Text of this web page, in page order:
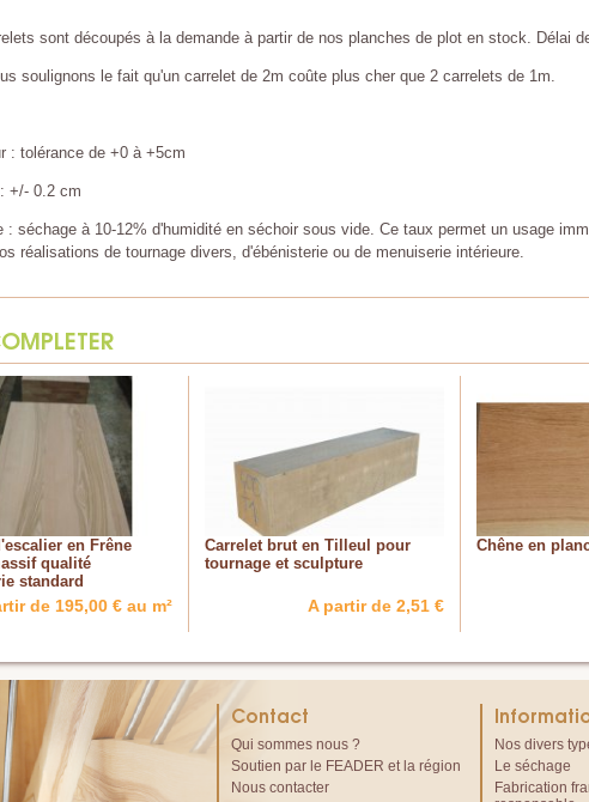
sont découpés à la demande à partir de nos planches de plot en stock. Délai
soulignons le fait qu'un carrelet de 2m coûte plus cher que 2 carrelets de 1m.
: tolérance de +0 à +5cm
+/- 0.2 cm
: séchage à 10-12% d'humidité en séchoir sous vide. Ce taux permet un usage
réalisations de tournage divers, d'ébénisterie ou de menuiserie intérieure.
en Frêne
qualité
standard
de 195,00 € au m²
Carrelet brut en Tilleul pour
tournage et sculpture
A partir de 2,51 €
Chêne en
Contact
Qui sommes nous ?
Soutien par le FEADER et la région
Nous contacter
Nos divers
Le séchage
Fabrication